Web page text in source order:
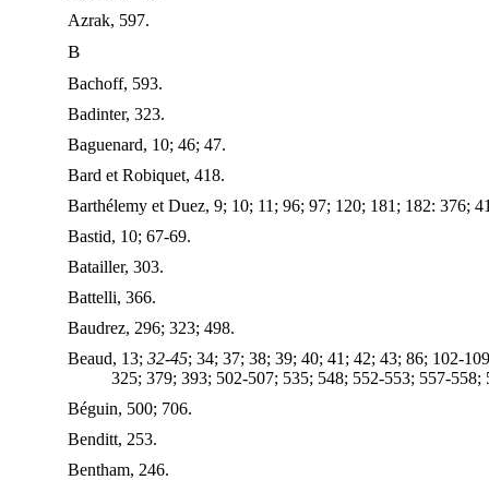
Azrak, 597.
B
Bachoff, 593.
Badinter, 323.
Baguenard, 10; 46; 47.
Bard et Robiquet, 418.
Barthélemy et Duez, 9; 10; 11; 96; 97; 120; 181; 182: 376;
Bastid, 10; 67-69.
Batailler, 303.
Battelli, 366.
Baudrez, 296; 323; 498.
Beaud, 13; 32-45; 34; 37; 38; 39; 40; 41; 42; 43; 86; 102-
325; 379; 393; 502-507; 535; 548; 552-553; 557-558;
Béguin, 500; 706.
Benditt, 253.
Bentham, 246.